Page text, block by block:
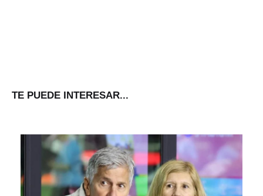
TE PUEDE INTERESAR...